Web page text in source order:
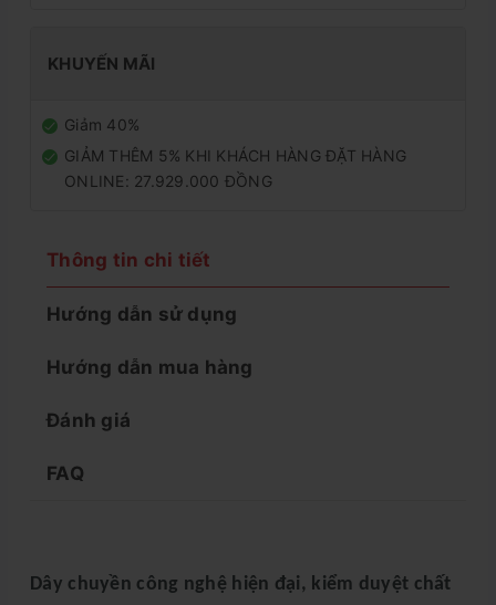
KHUYẾN MÃI
Giảm 40%
GIẢM THÊM 5% KHI KHÁCH HÀNG ĐẶT HÀNG
ONLINE: 27.929.000 ĐỒNG
Thông tin chi tiết
Hướng dẫn sử dụng
Hướng dẫn mua hàng
Đánh giá
FAQ
Dây chuyền công nghệ hiện đại, kiểm duyệt chất